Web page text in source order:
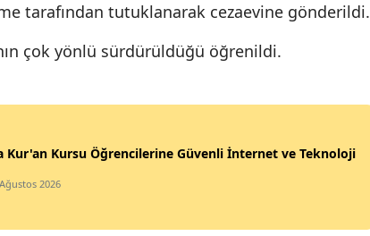
tarafından tutuklanarak cezaevine gönderildi.
çok yönlü sürdürüldüğü öğrenildi.
Kur'an Kursu Öğrencilerine Güvenli İnternet ve Teknoloji
2026